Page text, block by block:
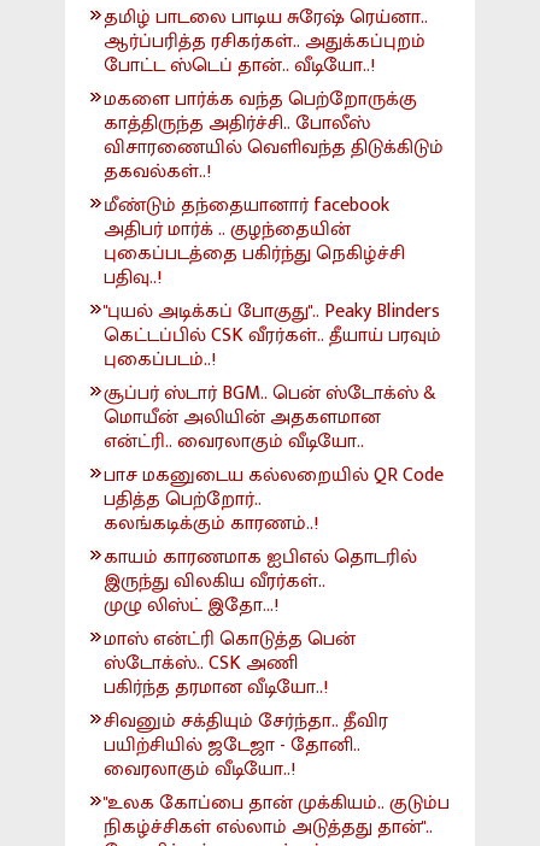
தமிழ் பாடலை பாடிய சுரேஷ் ரெய்னா..
ஆர்ப்பரித்த ரசிகர்கள்.. அதுக்கப்புறம்
போட்ட ஸ்டெப் தான்.. வீடியோ..!
மகளை பார்க்க வந்த பெற்றோருக்கு
காத்திருந்த அதிர்ச்சி.. போலீஸ்
விசாரணையில் வெளிவந்த திடுக்கிடும்
தகவல்கள்..!
மீண்டும் தந்தையானார் facebook
அதிபர் மார்க் .. குழந்தையின்
புகைப்படத்தை பகிர்ந்து நெகிழ்ச்சி
பதிவு..!
"புயல் அடிக்கப் போகுது".. Peaky Blinders
கெட்டப்பில் CSK வீரர்கள்.. தீயாய் பரவும்
புகைப்படம்..!
சூப்பர் ஸ்டார் BGM.. பென் ஸ்டோக்ஸ் &
மொயீன் அலியின் அதகளமான
என்ட்ரி.. வைரலாகும் வீடியோ..
பாச மகனுடைய கல்லறையில் QR Code
பதித்த பெற்றோர்..
கலங்கடிக்கும் காரணம்..!
காயம் காரணமாக ஐபிஎல் தொடரில்
இருந்து விலகிய வீரர்கள்..
முழு லிஸ்ட் இதோ...!
மாஸ் என்ட்ரி கொடுத்த பென்
ஸ்டோக்ஸ்.. CSK அணி
பகிர்ந்த தரமான வீடியோ..!
சிவனும் சக்தியும் சேர்ந்தா.. தீவிர
பயிற்சியில் ஜடேஜா - தோனி..
வைரலாகும் வீடியோ..!
"உலக கோப்பை தான் முக்கியம்.. குடும்ப
நிகழ்ச்சிகள் எல்லாம் அடுத்தது தான்"..